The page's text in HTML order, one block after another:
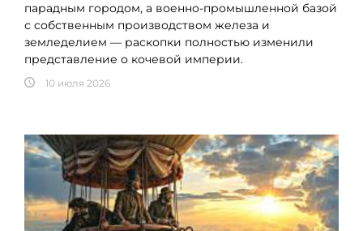
парадным городом, а военно-промышленной базой
с собственным производством железа и
земледелием — раскопки полностью изменили
представление о кочевой империи.
10 июля 2026